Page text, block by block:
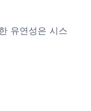
유연성은 시스